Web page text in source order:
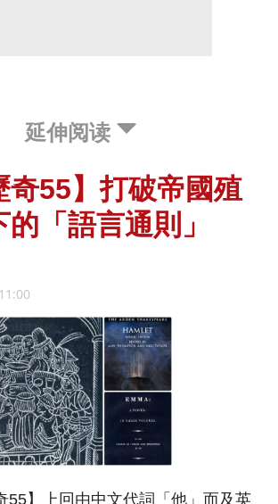
延伸阅读
奇55】打破帝國殖
的「語言通則」
】上回由中文代詞「他」而及英